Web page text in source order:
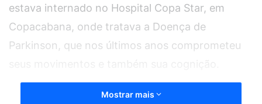
estava internado no Hospital Copa Star, em
Copacabana, onde tratava a Doença de
Parkinson, que nos últimos anos comprometeu
Mostrar mais